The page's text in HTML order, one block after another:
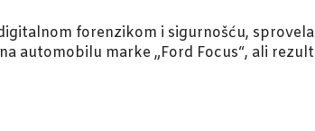
forenzikom i sigurnošću,
automobilu marke „Ford Focus“, ali